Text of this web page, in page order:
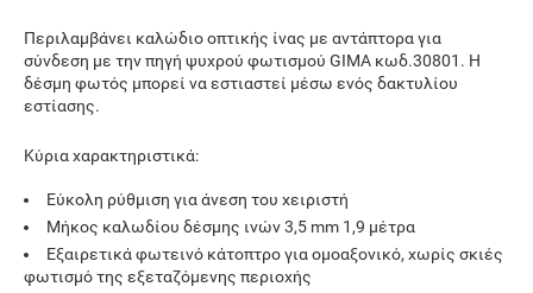
Περιλαμβάνει καλώδιο οπτικής ίνας με αντάπτορα για
σύνδεση με την πηγή ψυχρού φωτισμού GIMA κωδ.30801. Η
δέσμη φωτός μπορεί να εστιαστεί μέσω ενός δακτυλίου
εστίασης.
Κύρια χαρακτηριστικά:
Εύκολη ρύθμιση για άνεση του χειριστή
Μήκος καλωδίου δέσμης ινών 3,5 mm 1,9 μέτρα
Εξαιρετικά φωτεινό κάτοπτρο για ομοαξονικό, χωρίς σκιές
φωτισμό της εξεταζόμενης περιοχής